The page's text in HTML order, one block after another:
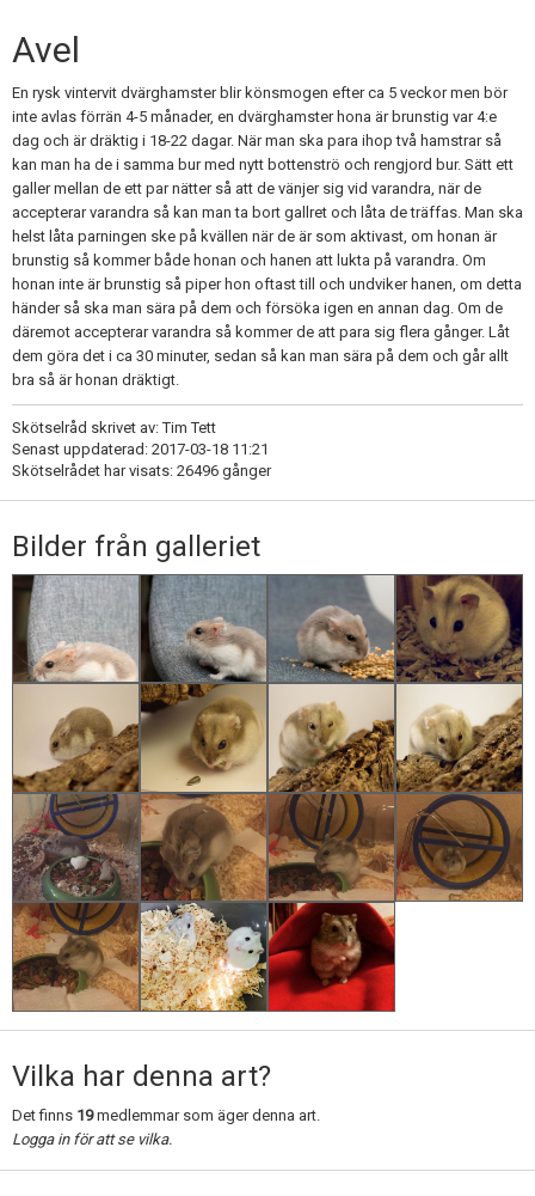
Avel
En rysk vintervit dvärghamster blir könsmogen efter ca 5 veckor men bör
inte avlas förrän 4-5 månader, en dvärghamster hona är brunstig var 4:e
dag och är dräktig i 18-22 dagar. När man ska para ihop två hamstrar så
kan man ha de i samma bur med nytt bottenströ och rengjord bur. Sätt ett
galler mellan de ett par nätter så att de vänjer sig vid varandra, när de
accepterar varandra så kan man ta bort gallret och låta de träffas. Man ska
helst låta parningen ske på kvällen när de är som aktivast, om honan är
brunstig så kommer både honan och hanen att lukta på varandra. Om
honan inte är brunstig så piper hon oftast till och undviker hanen, om detta
händer så ska man sära på dem och försöka igen en annan dag. Om de
däremot accepterar varandra så kommer de att para sig flera gånger. Låt
dem göra det i ca 30 minuter, sedan så kan man sära på dem och går allt
bra så är honan dräktigt.
Skötselråd skrivet av: Tim Tett
Senast uppdaterad: 2017-03-18 11:21
Skötselrådet har visats: 26496 gånger
Bilder från galleriet
Vilka har denna art?
Det finns 19medlemmar som äger denna art.
Logga in för att se vilka.